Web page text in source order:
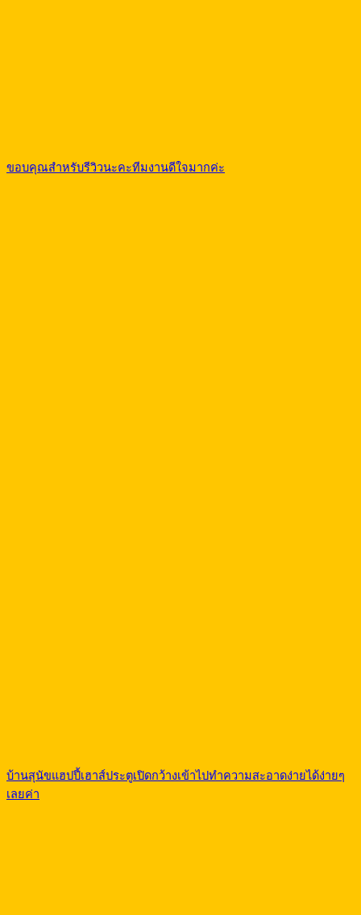
ขอบคุณสำหรับรีวิวนะคะทีมงานดีใจมากค่ะ
บ้านสุนัขแฮปปี้เฮาส์ประตูเปิดกว้างเข้าไปทำความสะอาดง่ายได้ง่ายๆ
เลยค่า